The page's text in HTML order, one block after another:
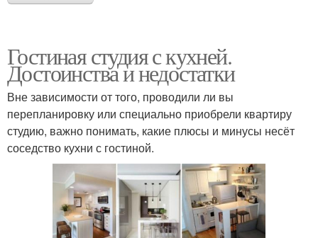
Гостиная студия с кухней.
Достоинства и недостатки
Вне зависимости от того, проводили ли вы
перепланировку или специально приобрели квартиру
студию, важно понимать, какие плюсы и минусы несёт
соседство кухни с гостиной.